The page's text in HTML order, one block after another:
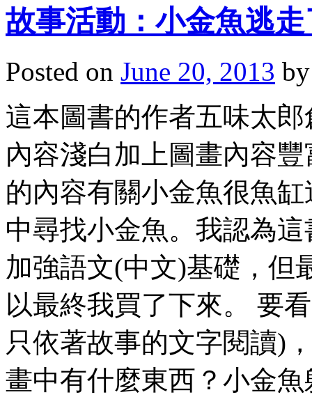
故事活動：小金魚逃走
Posted on June 20, 2013 by
這本圖書的作者五味太
內容淺白加上圖畫內容
的內容有關小金魚很魚
中尋找小金魚。我認為
加強語文(中文)基礎，但
以最終我買了下來。 要
只依著故事的文字閱讀)
畫中有什麼東西？小金